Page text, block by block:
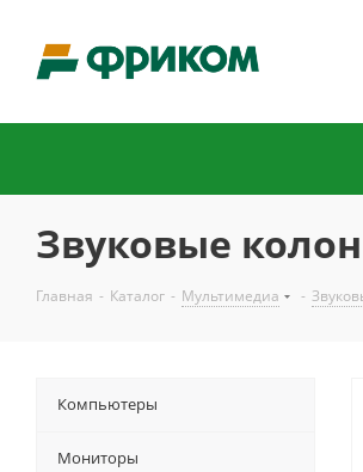
Звуковые
Главная - Каталог - Мультимедиа -
Компьютеры
Мониторы